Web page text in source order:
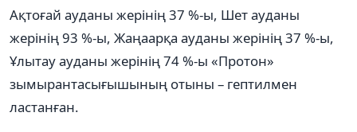
Ақтоғай ауданы жерінің 37 %-ы, Шет ауданы
жерінің 93 %-ы, Жаңаарқа ауданы жерінің 37 %-ы,
Ұлытау ауданы жерінің 74 %-ы «Протон»
зымырантасығышының отыны – гептилмен
ластанған.